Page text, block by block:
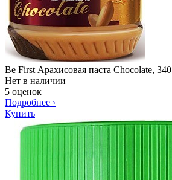
Be First Арахисовая паста Chocolate,
Нет в наличии
5 оценок
Подробнее ›
Купить